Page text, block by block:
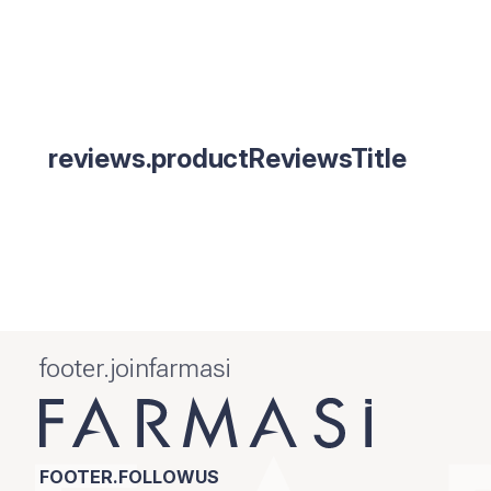
reviews.productReviewsTitle
footer.joinfarmasi
FOOTER.FOLLOWUS